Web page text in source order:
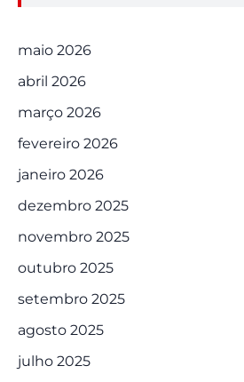
maio 2026
abril 2026
março 2026
fevereiro 2026
janeiro 2026
dezembro 2025
novembro 2025
outubro 2025
setembro 2025
agosto 2025
julho 2025